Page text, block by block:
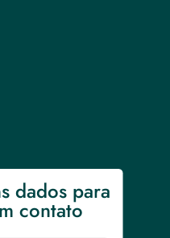
dados para
contato